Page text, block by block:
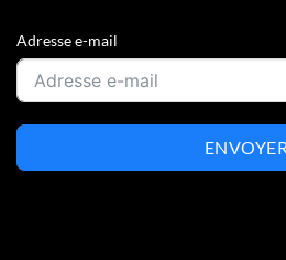
Adresse e-mail
ENVOYER